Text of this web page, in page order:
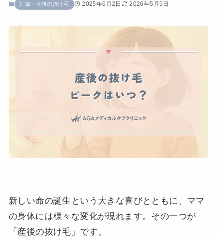
妊娠・産後の抜け毛 2025年6月2日 2026年5月9日
新しい命の誕生という大きな喜びとともに、ママ
の身体には様々な変化が現れます。その一つが
「産後の抜け毛」です。